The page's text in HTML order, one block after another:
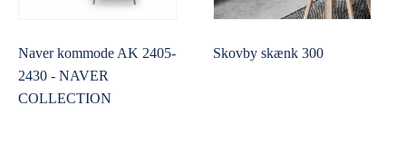
Naver kommode AK 2405-
2430 - NAVER
COLLECTION
Skovby skænk 300